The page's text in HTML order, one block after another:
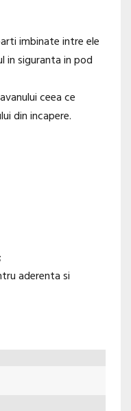
imbinate intre ele
in siguranta in pod
ceea ce
din incapere.
aderenta si